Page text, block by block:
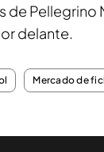
de Pellegrino
delante.
Mercado de